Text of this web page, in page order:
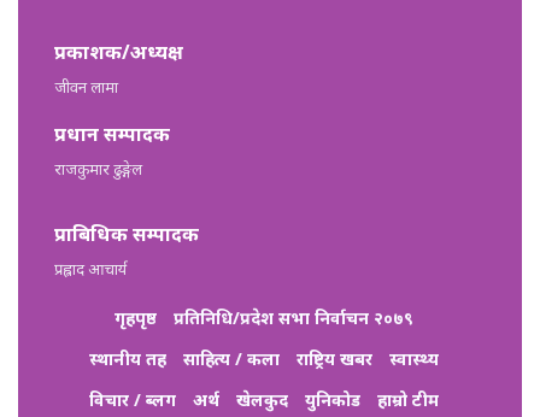
प्रकाशक/अध्यक्ष
जीवन लामा
प्रधान सम्पादक
राजकुमार ढुङ्गेल
प्राबिधिक सम्पादक
प्रह्लाद आचार्य
गृहपृष्ठ
प्रतिनिधि/प्रदेश सभा निर्वाचन २०७९
स्थानीय तह
साहित्य / कला राष्ट्रिय खबर
स्वास्थ्य
विचार / ब्लग
अर्थ खेलकुद युनिकोड हाम्रो टीम